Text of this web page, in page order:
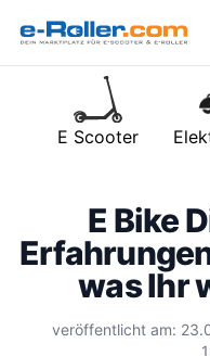
E Scooter
E Bike
was Ihr
veröffentlicht am: